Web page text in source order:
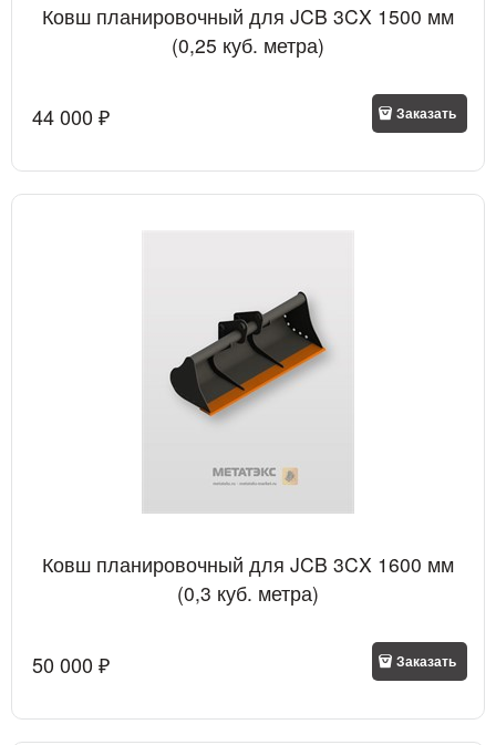
Ковш планировочный для JCB 3CX 1500 мм
(0,25 куб. метра)
44 000 ₽ Заказать
Ковш планировочный для JCB 3CX 1600 мм
(0,3 куб. метра)
50 000 ₽ Заказать